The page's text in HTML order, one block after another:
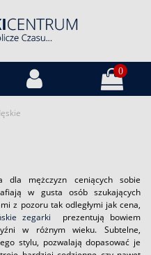
0
mężczyzn ceniących sobie
w gusta osób szukających
z pozoru tak odległymi jak cena,
zegarki
prezentują bowiem
w różnym wieku. Subtelne,
stylu, pozwalają dopasować je